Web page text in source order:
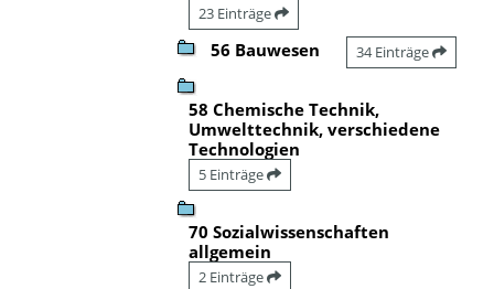
23 Einträge
56 Bauwesen 34 Einträge
58 Chemische Technik,
Umwelttechnik, verschiedene
Technologien
5 Einträge
70 Sozialwissenschaften
allgemein
2 Einträge